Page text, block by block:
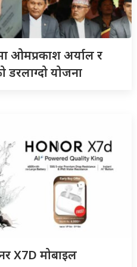
ओमप्रकाश अर्याल र
योजना
X7D मोबाइल